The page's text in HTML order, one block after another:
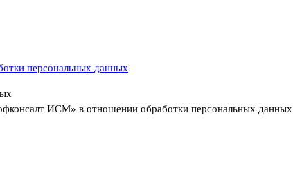
персональных данных
ИСМ» в отношении обработки персональных данных